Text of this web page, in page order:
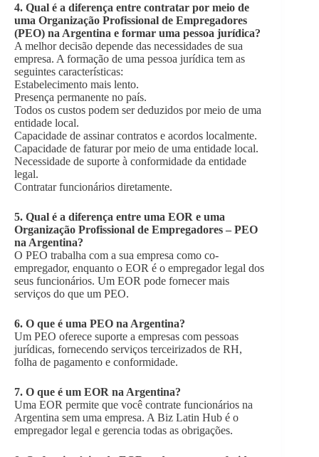
4. Qual é a diferença entre contratar por meio de
uma Organização Profissional de Empregadores
(PEO) na Argentina e formar uma pessoa jurídica?
A melhor decisão depende das necessidades de sua
empresa. A formação de uma pessoa jurídica tem as
seguintes características:
Estabelecimento mais lento.
Presença permanente no país.
Todos os custos podem ser deduzidos por meio de uma
entidade local.
Capacidade de assinar contratos e acordos localmente.
Capacidade de faturar por meio de uma entidade local.
Necessidade de suporte à conformidade da entidade
legal.
Contratar funcionários diretamente.
5. Qual é a diferença entre uma EOR e uma
Organização Profissional de Empregadores – PEO
na Argentina?
O PEO trabalha com a sua empresa como co-
empregador, enquanto o EOR é o empregador legal dos
seus funcionários. Um EOR pode fornecer mais
serviços do que um PEO.
6. O que é uma PEO na Argentina?
Um PEO oferece suporte a empresas com pessoas
jurídicas, fornecendo serviços terceirizados de RH,
folha de pagamento e conformidade.
7. O que é um EOR na Argentina?
Uma EOR permite que você contrate funcionários na
Argentina sem uma empresa. A Biz Latin Hub é o
empregador legal e gerencia todas as obrigações.